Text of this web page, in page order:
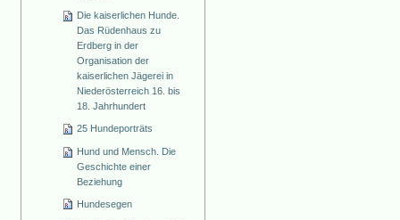
Die kaiserlichen Hunde.
Das Rüdenhaus zu
Erdberg in der
Organisation der
kaiserlichen Jägerei in
Niederösterreich 16. bis
18. Jahrhundert
25 Hundeporträts
Hund und Mensch. Die
Geschichte einer
Beziehung
Hundesegen